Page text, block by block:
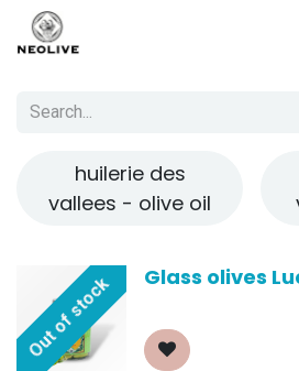
huilerie des
vallees - olive oil
Out of stock Glass olives